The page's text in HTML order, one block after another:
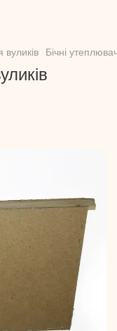
вуликів Бічні